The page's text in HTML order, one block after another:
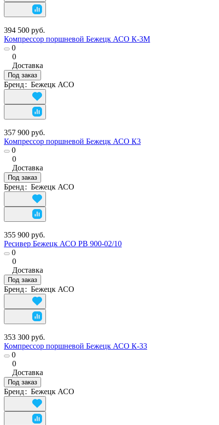
394 500 руб.
Компрессор поршневой Бежецк АСО К-3М
0
0
Доставка
Под заказ
Бренд: Бежецк АСО
357 900 руб.
Компрессор поршневой Бежецк АСО К3
0
0
Доставка
Под заказ
Бренд: Бежецк АСО
355 900 руб.
Ресивер Бежецк АСО РВ 900-02/10
0
0
Доставка
Под заказ
Бренд: Бежецк АСО
353 300 руб.
Компрессор поршневой Бежецк АСО К-33
0
0
Доставка
Под заказ
Бренд: Бежецк АСО